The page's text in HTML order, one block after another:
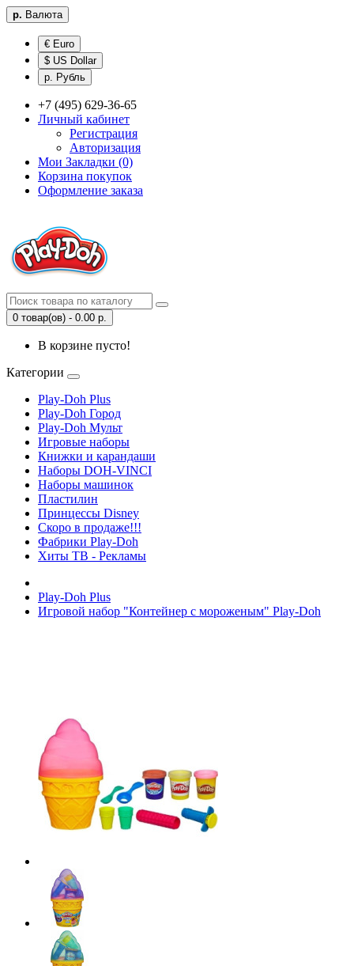
р. Валюта
€ Euro
$ US Dollar
р. Рубль
+7 (495) 629-36-65
Личный кабинет
Регистрация
Авторизация
Мои Закладки (0)
Корзина покупок
Оформление заказа
0 товар(ов) - 0.00 р.
В корзине пусто!
Категории
Play-Doh Plus
Play-Doh Город
Play-Doh Мульт
Игровые наборы
Книжки и карандаши
Наборы DOH-VINCI
Наборы машинок
Пластилин
Принцессы Disney
Скоро в продаже!!!
Фабрики Play-Doh
Хиты ТВ - Рекламы
Play-Doh Plus
Игровой набор "Контейнер с мороженым" Play-Doh